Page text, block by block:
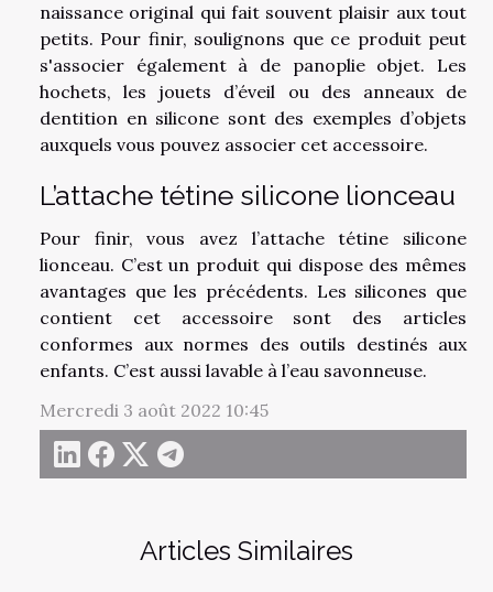
Articles Similaires
naissance original qui fait souvent plaisir aux tout
petits. Pour finir, soulignons que ce produit peut
s'associer également à de panoplie objet. Les
hochets, les jouets d’éveil ou des anneaux de
dentition en silicone sont des exemples d’objets
auxquels vous pouvez associer cet accessoire.
L’attache tétine silicone lionceau
Pour finir, vous avez l’attache tétine silicone
lionceau. C’est un produit qui dispose des mêmes
avantages que les précédents. Les silicones que
contient cet accessoire sont des articles
conformes aux normes des outils destinés aux
enfants. C’est aussi lavable à l’eau savonneuse.
Mercredi 3 août 2022 10:45